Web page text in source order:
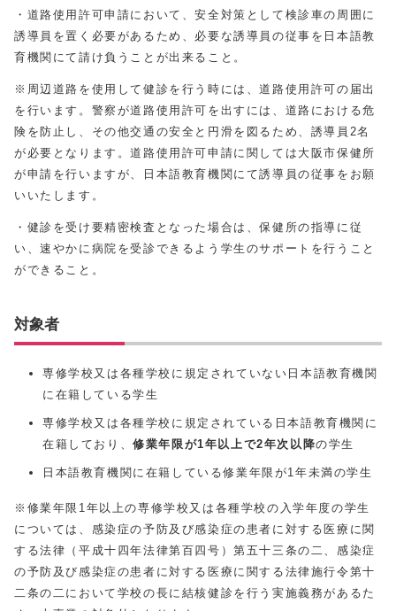
・道路使用許可申請において、安全対策として検診車の周囲に
誘導員を置く必要があるため、必要な誘導員の従事を日本語教
育機関にて請け負うことが出来ること。
※周辺道路を使用して健診を行う時には、道路使用許可の届出
を行います。警察が道路使用許可を出すには、道路における危
険を防止し、その他交通の安全と円滑を図るため、誘導員2名
が必要となります。道路使用許可申請に関しては大阪市保健所
が申請を行いますが、日本語教育機関にて誘導員の従事をお願
いいたします。
・健診を受け要精密検査となった場合は、保健所の指導に従
い、速やかに病院を受診できるよう学生のサポートを行うこと
ができること。
対象者
専修学校又は各種学校に規定されていない日本語教育機関
に在籍している学生
専修学校又は各種学校に規定されている日本語教育機関に
在籍しており、修業年限が1年以上で2年次以降の学生
日本語教育機関に在籍している修業年限が1年未満の学生
※修業年限1年以上の専修学校又は各種学校の入学年度の学生
については、感染症の予防及び感染症の患者に対する医療に関
する法律（平成十四年法律第百四号）第五十三条の二、感染症
の予防及び感染症の患者に対する医療に関する法律施行令第十
二条の二において学校の長に結核健診を行う実施義務があるた